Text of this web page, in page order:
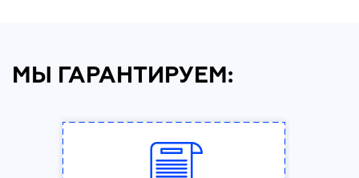
МЫ ГАРАНТИРУЕМ: